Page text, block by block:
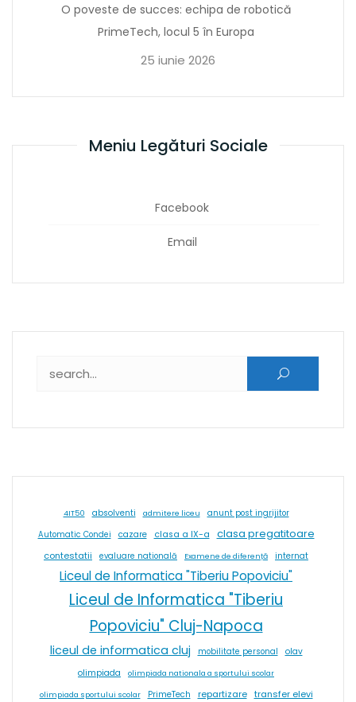
O poveste de succes: echipa de robotică
PrimeTech, locul 5 în Europa
25 iunie 2026
Meniu Legături Sociale
Facebook
Email
4IT50 absolventi admitere liceu anunt post ingrijitor
Automatic Condei cazare clasa a IX-a clasa pregatitoare
contestatii evaluare natională Examene de diferență internat
Liceul de Informatica "Tiberiu Popoviciu"
Liceul de Informatica "Tiberiu
Popoviciu" Cluj-Napoca
liceul de informatica cluj mobilitate personal
olav
olimpiada
olimpiada nationala a sportului scolar
olimpiada sportului scolar PrimeTech repartizare transfer elevi